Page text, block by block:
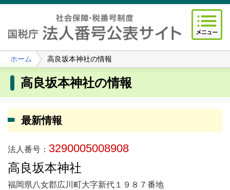
ホーム 高良坂本神社の情報
高良坂本神社の情報
最新情報
法人番号： 3290005008908
高良坂本神社
福岡県八女郡広川町大字新代１９８７番地